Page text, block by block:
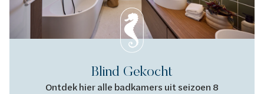
Blind Gekocht
Ontdek hier alle badkamers uit seizoen 8